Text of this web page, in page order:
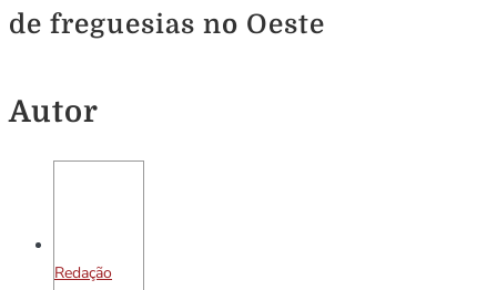
de freguesias no Oeste
Autor
Redação